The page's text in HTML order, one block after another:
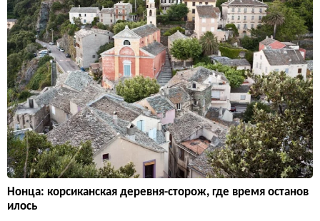
Нонца: корсиканская деревня-сторож, где время останов
илось